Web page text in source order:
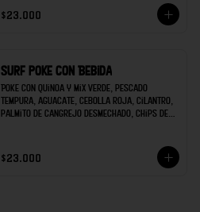
$23.000
Surf poke con Bebida
Poke con quinoa y mix verde, pescado
tempura, aguacate, cebolla roja, cilantro,
palmito de cangrejo desmechado, chips de
$23.000